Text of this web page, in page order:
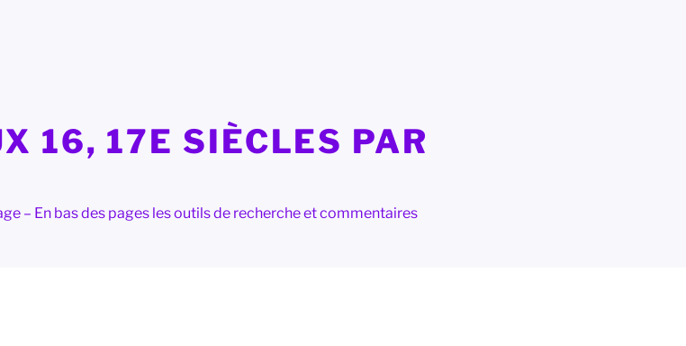
16, 17E SIÈCLES PAR
– En bas des pages les outils de recherche et commentaires